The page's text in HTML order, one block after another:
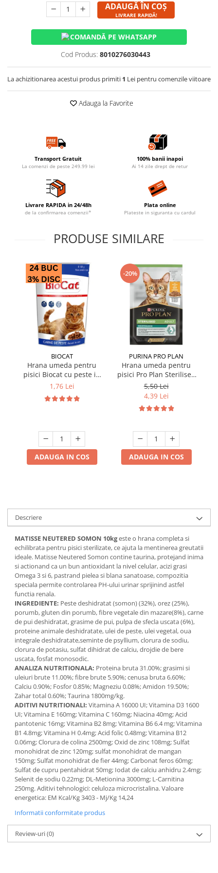
ADAUGĂ ÎN COȘ
LIVRARE RAPIDĂ!
COMANDĂ PE WHATSAPP
Cod Produs: 8010276030443
La achizitionarea acestui produs primiti 1 Lei pentru comenzile viitoare
Adauga la Favorite
Transport Gratuit
La comenzi de peste 249.99 lei
100% banii inapoi
Ai 14 zile drept de retur
Livrare RAPIDA in 24/48h
de la confirmarea comenzii*
Plata online
Plateste in siguranta cu cardul
PRODUSE SIMILARE
BIOCAT
Hrana umeda pentru
pisici Biocat cu peste in
sos 100 gr
1,76 Lei
ADAUGA IN COS
-20%
PURINA PRO PLAN
Hrana umeda pentru
pisici Pro Plan Sterilised
Nutrisavour cu pui in sos
85 gr
5,50 Lei
4,39 Lei
ADAUGA IN COS
Descriere
MATISSE NEUTERED SOMON 10kgeste o hrana completa si
echilibrata pentru pisici sterilizate, ce ajuta la mentinerea greutatii
ideale. Matisse Neutered Somon contine taurina, protejand inima
si actionand ca un bun antioxidant la nivel celular, acizi grasi
Omega 3 si 6, pastrand pielea si blana sanatoase, compozitia
speciala permite controlarea PH-ului urinar sprijinind astfel
functia renala.
INGREDIENTE: Peste deshidratat (somon) (32%), orez (25%),
porumb, gluten din porumb, fibre vegetale din mazare(8%), carne
de pui deshidratat, grasime de pui, pulpa de sfecla uscata (6%),
proteine animale deshidratate, ulei de peste, ulei vegetal, oua
integrale deshidratate,seminte de psyllium, clorura de sodiu,
clorura de potasiu, sulfat dihidrat de calciu, drojdie de bere
uscata, fosfat monosodic.
ANALIZA NUTRITIONALA: Proteina bruta 31.00%; grasimi si
uleiuri brute 11.00%; fibre brute 5.90%; cenusa bruta 6.60%;
Calciu 0.90%; Fosfor 0.85%; Magneziu 0.08%; Amidon 19.50%;
Zahar total 0.60%; Taurina 1800mg/kg.
ADITIVI NUTRITIONALI: Vitamina A 16000 UI; Vitamina D3 1600
UI; Vitamina E 160mg; Vitamina C 160mg; Niacina 40mg; Acid
pantotenic 16mg; Vitamina B2 8mg; Vitamina B6 6.4 mg; Vitamina
B1 4.8mg; Vitamina H 0.4mg; Acid folic 0.48mg; Vitamina B12
0.06mg; Clorura de colina 2500mg; Oxid de zinc 108mg; Sulfat
monohidrat de zinc 120mg; sulfat monohidrat de mangan
150mg; Sulfat monohidrat de fier 44mg; Carbonat feros 60mg;
Sulfat de cupru pentahidrat 50mg; Iodat de calciu anhidru 2.4mg;
Selenit de sodiu 0.22mg; DL-Metionina 3000mg; L-Carnitina
250mg. Aditivi tehnologici: celuloza microcristalina. Valoare
energetica: EM Kcal/Kg 3403 - Mj/Kg 14,24
Informatii conformitate produs
Review-uri(0)